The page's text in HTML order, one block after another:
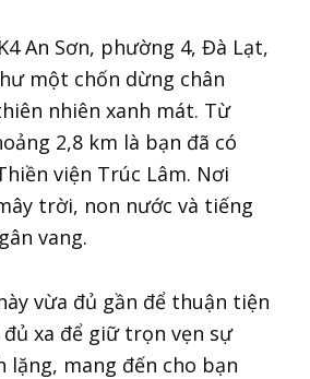
An Sơn, phường 4, Đà Lạt,
một chốn dừng chân
nhiên xanh mát. Từ
2,8 km là bạn đã có
viện Trúc Lâm. Nơi
trời, non nước và tiếng
vang.
vừa đủ gần để thuận tiện
xa để giữ trọn vẹn sự
lặng, mang đến cho bạn